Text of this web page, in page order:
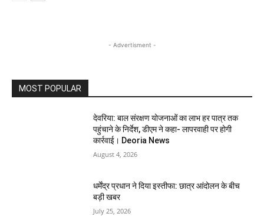
- Advertisment -
MOST POPULAR
देवरिया: बाल संरक्षण योजनाओं का लाभ हर पात्र तक
पहुंचाने के निर्देश, डीएम ने कहा- लापरवाही पर होगी
कार्रवाई। Deoria News
August 4, 2026
धर्मेंद्र प्रधान ने दिया इस्तीफा: छात्र आंदोलन के बीच
बड़ी खबर
July 25, 2026